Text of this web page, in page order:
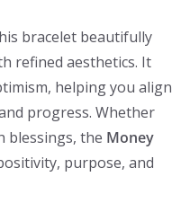
bracelet beautifully
refined aesthetics. It
helping you align
progress. Whether
blessings, the Money
purpose, and